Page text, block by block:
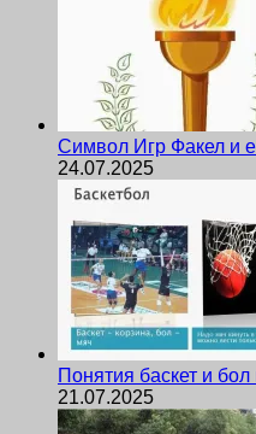
Символ Игр Факел и
24.07.2025
Понятия баскет и бол
21.07.2025